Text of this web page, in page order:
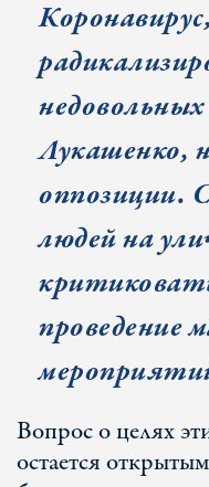
Лукашенко,
оппозиции.
людей на
проведение
Вопрос о целях
остается